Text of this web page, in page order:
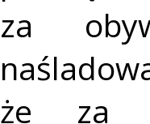
za
że za